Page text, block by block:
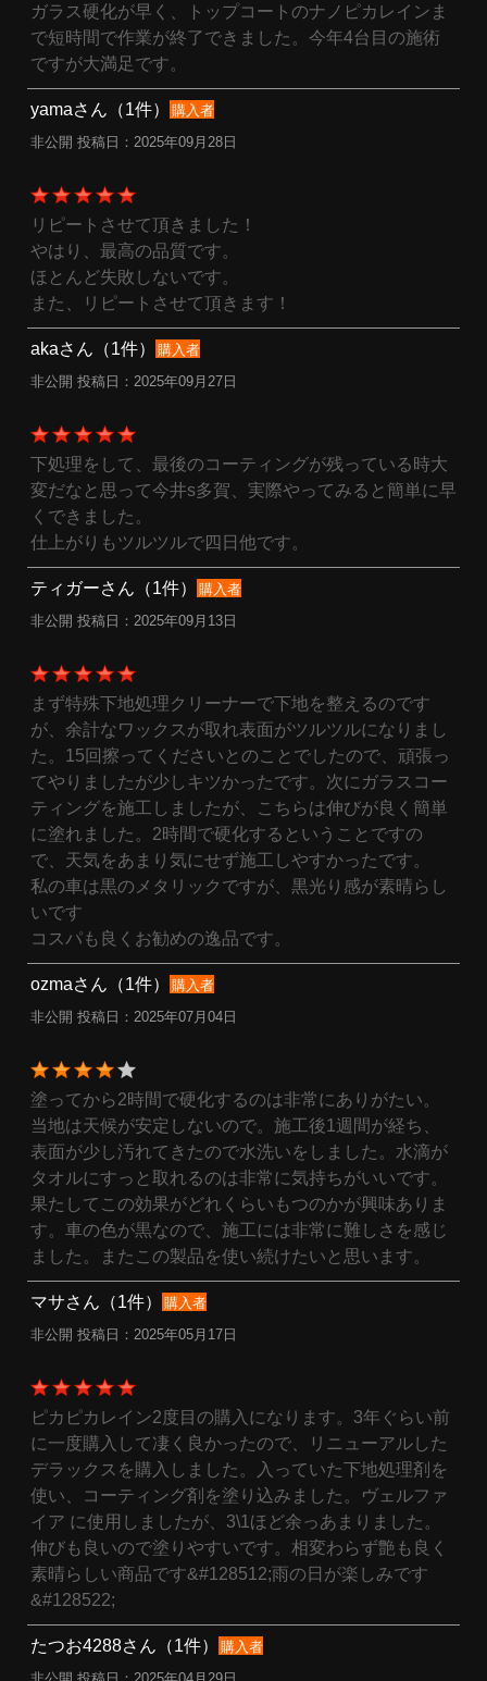
ガラス硬化が早く、トップコートのナノピカレインま
で短時間で作業が終了できました。今年4台目の施術
ですが大満足です。
yamaさん（1件）
購入者
非公開 投稿日：2025年09月28日
リピートさせて頂きました！
やはり、最高の品質です。
ほとんど失敗しないです。
また、リピートさせて頂きます！
akaさん（1件）
購入者
非公開 投稿日：2025年09月27日
下処理をして、最後のコーティングが残っている時大
変だなと思って今井s多賀、実際やってみると簡単に早
くできました。
仕上がりもツルツルで四日他です。
ティガーさん（1件）
購入者
非公開 投稿日：2025年09月13日
まず特殊下地処理クリーナーで下地を整えるのです
が、余計なワックスが取れ表面がツルツルになりまし
た。15回擦ってくださいとのことでしたので、頑張っ
てやりましたが少しキツかったです。次にガラスコー
ティングを施工しましたが、こちらは伸びが良く簡単
に塗れました。2時間で硬化するということですの
で、天気をあまり気にせず施工しやすかったです。
私の車は黒のメタリックですが、黒光り感が素晴らし
いです
コスパも良くお勧めの逸品です。
ozmaさん（1件）
購入者
非公開 投稿日：2025年07月04日
塗ってから2時間で硬化するのは非常にありがたい。
当地は天候が安定しないので。施工後1週間が経ち、
表面が少し汚れてきたので水洗いをしました。水滴が
タオルにすっと取れるのは非常に気持ちがいいです。
果たしてこの効果がどれくらいもつのかが興味ありま
す。車の色が黒なので、施工には非常に難しさを感じ
ました。またこの製品を使い続けたいと思います。
マサさん（1件）
購入者
非公開 投稿日：2025年05月17日
ピカピカレイン2度目の購入になります。3年ぐらい前
に一度購入して凄く良かったので、リニューアルした
デラックスを購入しました。入っていた下地処理剤を
使い、コーティング剤を塗り込みました。ヴェルファ
イア に使用しましたが、3\1ほど余っあまりました。
伸びも良いので塗りやすいです。相変わらず艶も良く
素晴らしい商品です&#128512;雨の日が楽しみです
&#128522;
たつお4288さん（1件）
購入者